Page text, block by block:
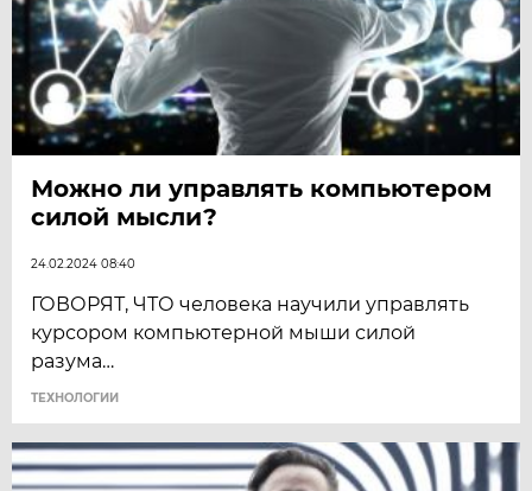
Можно ли управлять компьютером
силой мысли?
24.02.2024 08:40
ГОВОРЯТ, ЧТО человека научили управлять
курсором компьютерной мыши силой
разума…
ТЕХНОЛОГИИ